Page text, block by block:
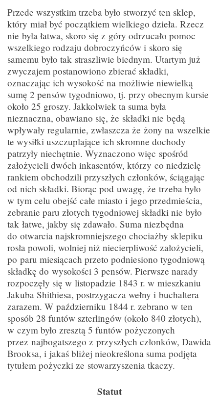
Przede wszystkim trzeba było stworzyć ten sklep,
który miał być początkiem wielkiego dzieła. Rzecz
nie była łatwa, skoro się z góry odrzucało pomoc
wszelkiego rodzaju dobroczyńców i skoro się
samemu było tak straszliwie biednym. Utartym już
zwyczajem postanowiono zbierać składki,
oznaczając ich wysokość na możliwie niewielką
sumę 2 pensów tygodniowo, tj. przy obecnym kursie
około 25 groszy. Jakkolwiek ta suma była
nieznaczna, obawiano się, że składki nie będą
wpływały regularnie, zwłaszcza że żony na wszelkie
te wysiłki uszczuplające ich skromne dochody
patrzyły niechętnie. Wyznaczono więc spośród
założycieli dwóch inkasentów, którzy co niedzielę
rankiem obchodzili przyszłych członków, ściągając
od nich składki. Biorąc pod uwagę, że trzeba było
w tym celu obejść całe miasto i jego przedmieścia,
zebranie paru złotych tygodniowej składki nie było
tak łatwe, jakby się zdawało. Suma niezbędna
do otwarcia najskromniejszego chociażby sklepiku
rosła powoli, wolniej niż niecierpliwość założycieli,
po paru miesiącach przeto podniesiono tygodniową
składkę do wysokości 3 pensów. Pierwsze narady
rozpoczęły się w listopadzie 1843 r. w mieszkaniu
Jakuba Shithiesa, postrzygacza wełny i buchaltera
zarazem. W październiku 1844 r. zebrano w ten
sposób 28 funtów szterlingów (około 840 złotych),
w czym było zresztą 5 funtów pożyczonych
przez najbogatszego z przyszłych członków, Dawida
Brooksa, i jakaś bliżej nieokreślona suma podjęta
tytułem pożyczki ze stowarzyszenia tkaczy.
Statut